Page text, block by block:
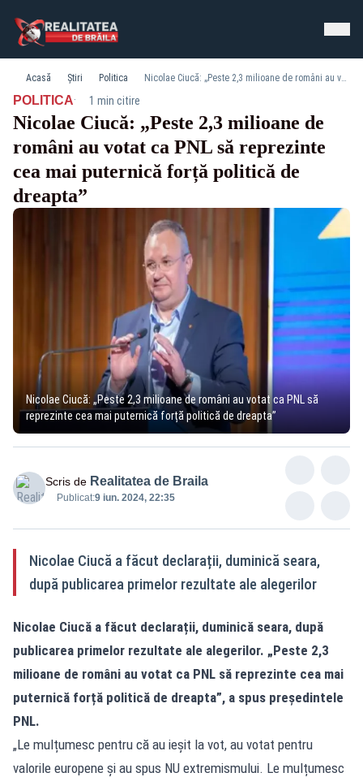
Acasă Știri Politica Nicolae Ciucă: „Peste 2,3 milioane de români au votat ca PNL să reprezinte cea mai puternică forță politică de dreapta”
POLITICA· 1 min citire
Nicolae Ciucă: „Peste 2,3 milioane de
români au votat ca PNL să reprezinte
cea mai puternică forță politică de
dreapta”
Nicolae Ciucă: „Peste 2,3 milioane de români au votat ca PNL să
reprezinte cea mai puternică forță politică de dreapta”
Scris de Realitatea de Braila
Publicat:9 iun. 2024, 22:35
Nicolae Ciucă a făcut declarații, duminică seara,
după publicarea primelor rezultate ale alegerilor
Nicolae Ciucă a făcut declarații, duminică seara, după
publicarea primelor rezultate ale alegerilor. „Peste 2,3
milioane de români au votat ca PNL să reprezinte cea mai
puternică forță politică de dreapta”, a spus președintele
PNL.
„Le mulțumesc pentru că au ieșit la vot, au votat pentru
valorile europene și au spus NU extremismului. Le mulțumesc